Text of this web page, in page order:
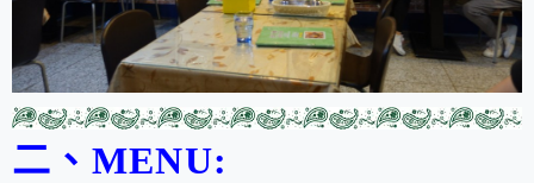
二、MENU: